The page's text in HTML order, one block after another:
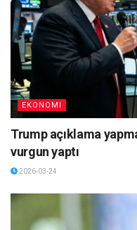
EKONOMI
Trump açıklama
vurgun yaptı
2026-03-24